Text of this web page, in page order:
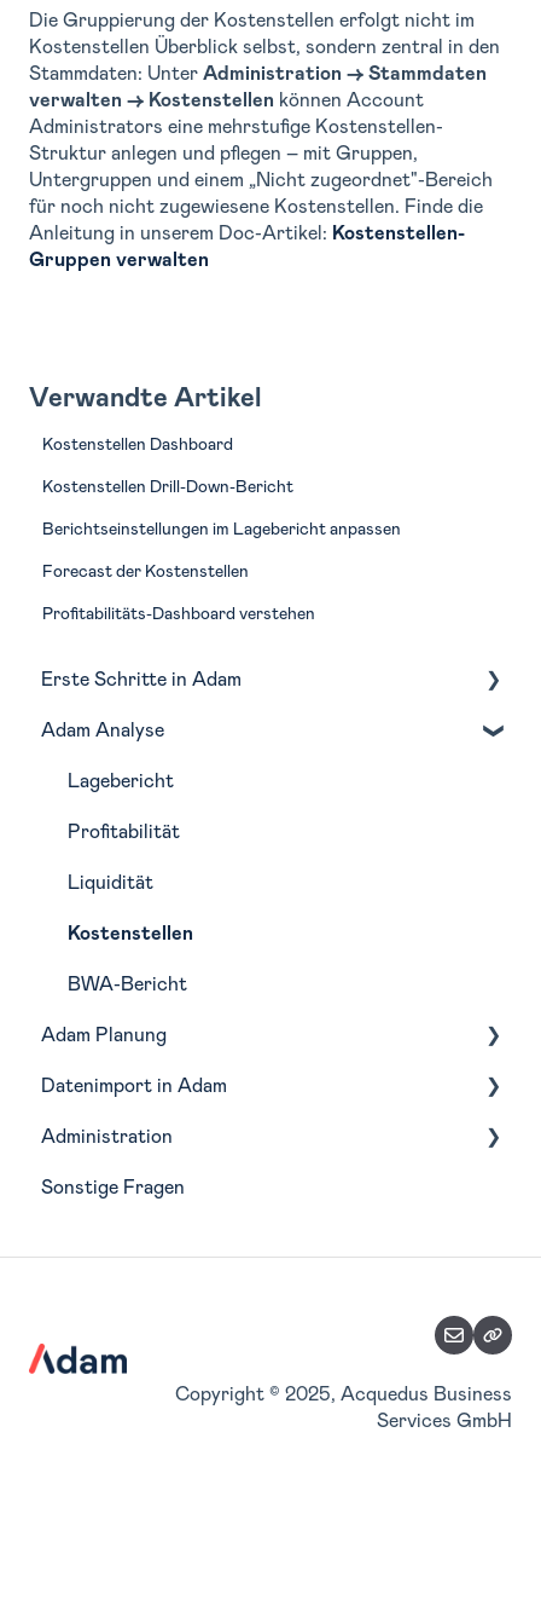
Die Gruppierung der Kostenstellen erfolgt nicht im
Kostenstellen Überblick selbst, sondern zentral in den
Stammdaten: Unter Administration → Stammdaten
verwalten → Kostenstellen können Account
Administrators eine mehrstufige Kostenstellen-
Struktur anlegen und pflegen – mit Gruppen,
Untergruppen und einem „Nicht zugeordnet"-Bereich
für noch nicht zugewiesene Kostenstellen. Finde die
Anleitung in unserem Doc-Artikel: Kostenstellen-
Gruppen verwalten
Verwandte Artikel
Kostenstellen Dashboard
Kostenstellen Drill-Down-Bericht
Berichtseinstellungen im Lagebericht anpassen
Forecast der Kostenstellen
Profitabilitäts-Dashboard verstehen
Erste Schritte in Adam
Navigation
Monatliche Routine in Adam
Adam Analyse
Lagebericht
Profitabilität
Liquidität
Kostenstellen
BWA-Bericht
Adam Planung
Budgetierung
Forecasting
Szenarien
Datenimport in Adam
Buchhaltungstools
Integrationen
Administration
Wirtschaftsjahre
Accountverwaltung
Sonstige Fragen
Copyright © 2025, Acquedus Business
Services GmbH